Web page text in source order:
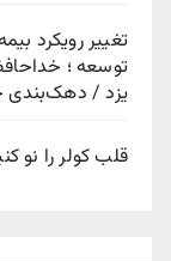
تغییر رویکرد
توسعه ؛
یزد / دهک‌بندی
قلب کولر را نو